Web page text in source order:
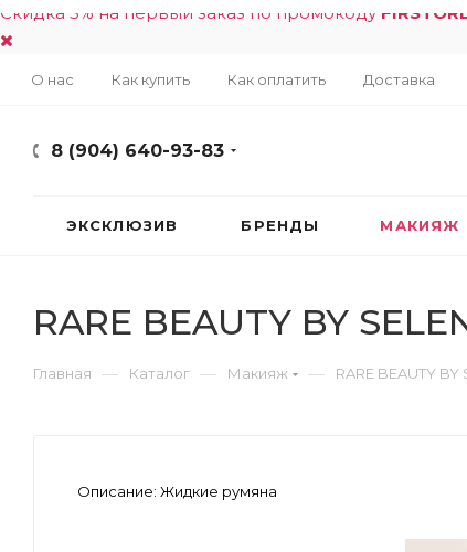
Скидка 5% на первый заказ по промокоду
О нас Как купить Как оплатить Доставка
8 (904) 640-93-83
ЭКСКЛЮЗИВ БРЕНДЫ МАКИЯЖ
RARE BEAUTY BY
Главная — Каталог — Макияж — RARE BEAUTY
Описание: Жидкие румяна